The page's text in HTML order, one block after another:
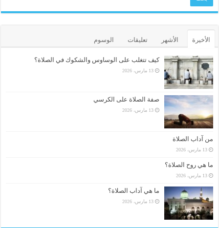
الأخيرة الأشهر تعليقات الوسوم
كيف تتغلب على الوساوس والشكوك في الصلاة؟
13 مارس، 2026
صفة الصلاة على الكرسي
13 مارس، 2026
من آداب الصلاة
13 مارس، 2026
ما هي روح الصلاة؟
13 مارس، 2026
ما هي آداب الصلاة؟
13 مارس، 2026